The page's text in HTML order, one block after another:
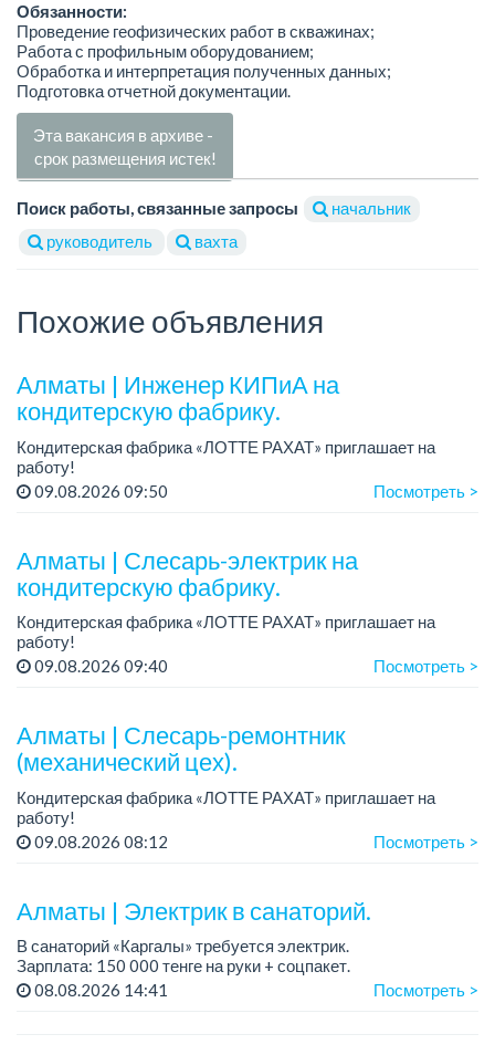
Обязанности:
Проведение геофизических работ в скважинах;
Работа с профильным оборудованием;
Обработка и интерпретация полученных данных;
Подготовка отчетной документации.
Эта вакансия в архиве -
срок размещения истек!
Поиск работы, связанные запросы
начальник
руководитель
вахта
Похожие объявления
Алматы | Инженер КИПиА на
кондитерскую фабрику.
Кондитерская фабрика «ЛОТТЕ РАХАТ» приглашает на
работу!
Зарплата: от 287 000 до 405 000 тенге.
09.08.2026 09:50 Посмотреть >
Алматы | Слесарь-электрик на
кондитерскую фабрику.
Кондитерская фабрика «ЛОТТЕ РАХАТ» приглашает на
работу!
График работы: сменный.
09.08.2026 09:40 Посмотреть >
Алматы | Слесарь-ремонтник
(механический цех).
Кондитерская фабрика «ЛОТТЕ РАХАТ» приглашает на
работу!
График работы: сменный.
09.08.2026 08:12 Посмотреть >
Алматы | Электрик в санаторий.
В санаторий «Каргалы» требуется электрик.
Зарплата: 150 000 тенге на руки + соцпакет.
График работы: 6/1, c 09.00 до 17.00; в субботу с 09.00 до
08.08.2026 14:41 Посмотреть >